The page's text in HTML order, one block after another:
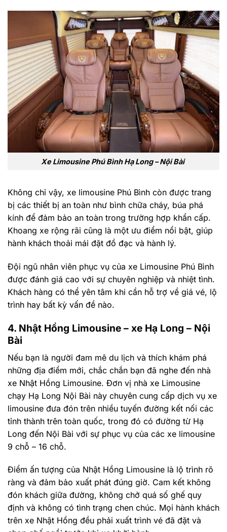
Xe Limousine Phú Bình Hạ Long – Nội Bài
Không chỉ vậy, xe limousine Phú Bình còn được trang
bị các thiết bị an toàn như bình chữa cháy, búa phá
kính để đảm bảo an toàn trong trường hợp khẩn cấp.
Khoang xe rộng rãi cũng là một ưu điểm nổi bật, giúp
hành khách thoải mái đặt đồ đạc và hành lý.
Đội ngũ nhân viên phục vụ của xe Limousine Phú Bình
được đánh giá cao với sự chuyên nghiệp và nhiệt tình.
Khách hàng có thể yên tâm khi cần hỗ trợ về giá vé, lộ
trình hay bất kỳ vấn đề nào.
4. Nhật Hồng Limousine – xe Hạ Long – Nội
Bài
Nếu bạn là người đam mê du lịch và thích khám phá
những địa điểm mới, chắc chắn bạn đã nghe đến nhà
xe Nhật Hồng Limousine. Đơn vị nhà xe Limousine
chạy Hạ Long Nội Bài này chuyên cung cấp dịch vụ xe
limousine đưa đón trên nhiều tuyến đường kết nối các
tỉnh thành trên toàn quốc, trong đó có đường từ Hạ
Long đến Nội Bài với sự phục vụ của các xe limousine
9 chỗ – 16 chỗ.
Điểm ấn tượng của Nhật Hồng Limousine là lộ trình rõ
ràng và đảm bảo xuất phát đúng giờ. Cam kết không
đón khách giữa đường, không chở quá số ghế quy
định và không có tình trạng chen chúc. Mọi hành khách
trên xe Nhật Hồng đều phải xuất trình vé đã đặt và